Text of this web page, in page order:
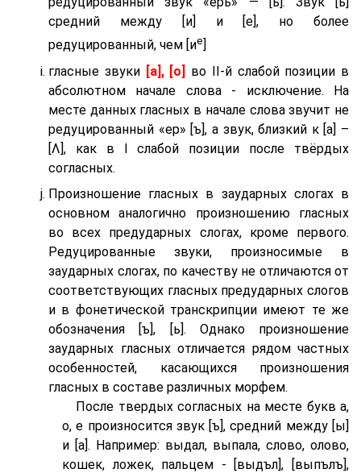
средний между [и] и [е], но более
редуцированный, чем [ие
гласные звуки [а], [о] во II-й слабой позиции в
абсолютном начале слова - исключение. На
месте данных гласных в начале слова звучит не
редуцированный «ер» [ъ], а звук, близкий к [а] –
[Λ], как в I слабой позиции после твёрдых
согласных.
Произношение гласных в заударных слогах в
основном аналогично произношению гласных
во всех предударных слогах, кроме первого.
Редуцированные звуки, произносимые в
заударных слогах, по качеству не отличаются от
соответствующих гласных предударных слогов
и в фонетической транскрипции имеют те же
обозначения [ъ], [ь]. Однако произношение
заударных гласных отличается рядом частных
особенностей, касающихся произношения
гласных в составе различных морфем.
После твердых согласных на месте букв а,
о, е произносится звук [ъ], средний между [ы]
и [а]. Например: выдал, выпала, слово, олово,
кошек, ложек, пальцем - [выдъл], [выпълъ],